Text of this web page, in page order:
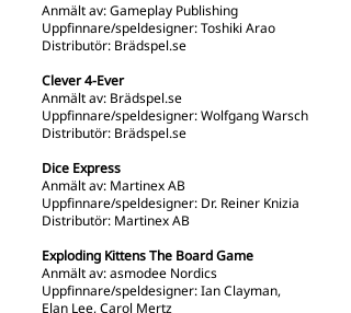
Anmält av: Gameplay Publishing
Uppfinnare/speldesigner: Toshiki Arao
Distributör: Brädspel.se
Clever 4-Ever
Anmält av: Brädspel.se
Uppfinnare/speldesigner: Wolfgang Warsch
Distributör: Brädspel.se
Dice Express
Anmält av: Martinex AB
Uppfinnare/speldesigner: Dr. Reiner Knizia
Distributör: Martinex AB
Exploding Kittens The Board Game
Anmält av: asmodee Nordics
Uppfinnare/speldesigner: Ian Clayman,
Elan Lee, Carol Mertz